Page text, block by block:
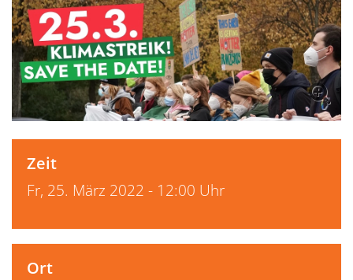
Zeit
Fr, 25. März 2022 - 12:00 Uhr
Ort